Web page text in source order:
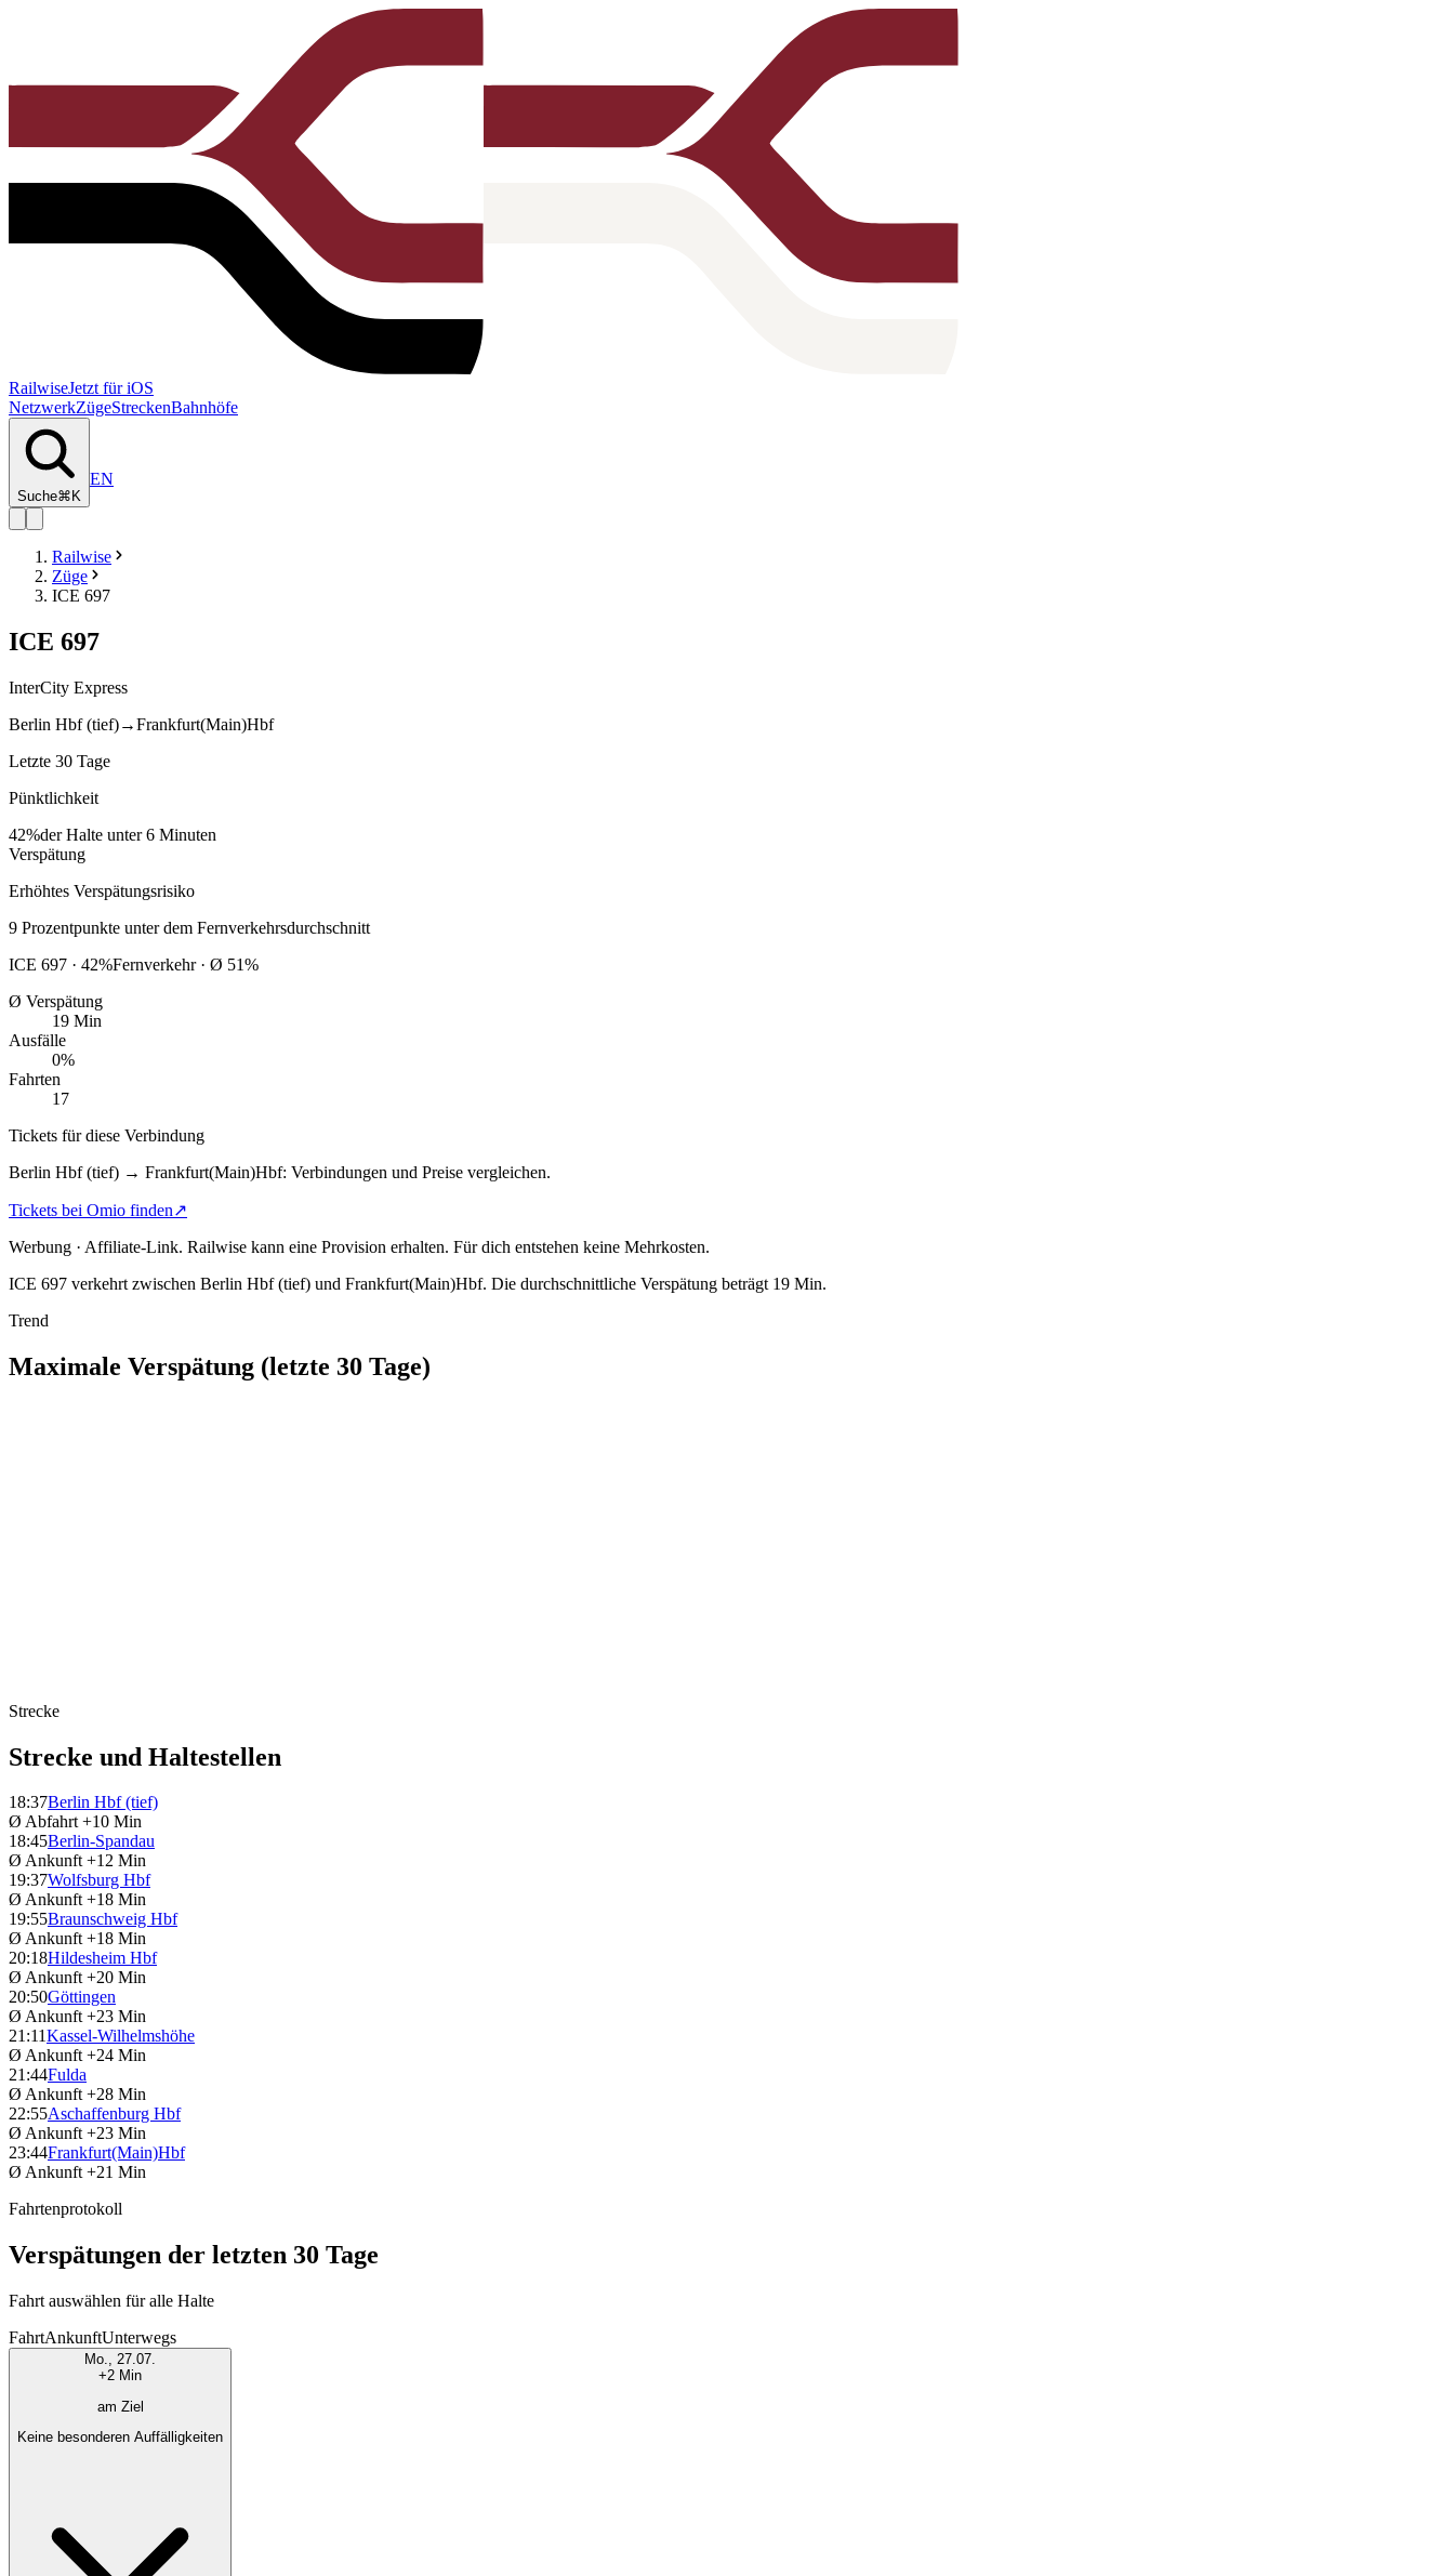
RailwiseJetzt für iOS
NetzwerkZügeStreckenBahnhöfe
Suche⌘K
EN
Railwise
Züge
ICE 697
ICE 697
InterCity Express
Berlin Hbf (tief)→Frankfurt(Main)Hbf
Letzte 30 Tage
Pünktlichkeit
42%der Halte unter 6 Minuten
Verspätung
Erhöhtes Verspätungsrisiko
9 Prozentpunkte unter dem Fernverkehrsdurchschnitt
ICE 697 · 42%Fernverkehr · Ø 51%
Ø Verspätung
19 Min
Ausfälle
0%
Fahrten
17
Tickets für diese Verbindung
Berlin Hbf (tief) → Frankfurt(Main)Hbf: Verbindungen und Preise vergleichen.
Tickets bei Omio finden↗
Werbung · Affiliate-Link. Railwise kann eine Provision erhalten. Für dich entstehen keine Mehrkosten.
ICE 697 verkehrt zwischen Berlin Hbf (tief) und Frankfurt(Main)Hbf. Die durchschnittliche Verspätung beträgt 19 Min.
Trend
Maximale Verspätung (letzte 30 Tage)
Strecke
Strecke und Haltestellen
18:37Berlin Hbf (tief)
Ø Abfahrt +10 Min
18:45Berlin-Spandau
Ø Ankunft +12 Min
19:37Wolfsburg Hbf
Ø Ankunft +18 Min
19:55Braunschweig Hbf
Ø Ankunft +18 Min
20:18Hildesheim Hbf
Ø Ankunft +20 Min
20:50Göttingen
Ø Ankunft +23 Min
21:11Kassel-Wilhelmshöhe
Ø Ankunft +24 Min
21:44Fulda
Ø Ankunft +28 Min
22:55Aschaffenburg Hbf
Ø Ankunft +23 Min
23:44Frankfurt(Main)Hbf
Ø Ankunft +21 Min
Fahrtenprotokoll
Verspätungen der letzten 30 Tage
Fahrt auswählen für alle Halte
FahrtAnkunftUnterwegs
Mo., 27.07.
+2 Min
am Ziel
Keine besonderen Auffälligkeiten